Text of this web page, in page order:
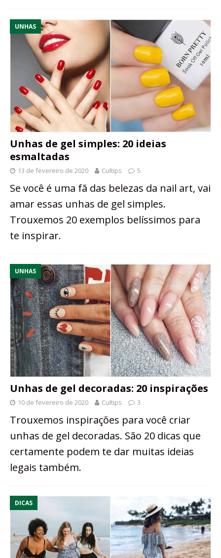
UNHAS
Unhas de gel simples: 20 ideias
esmaltadas
13 de fevereiro de 2020 Cultips 5
Se você é uma fã das belezas da nail art, vai
amar essas unhas de gel simples.
Trouxemos 20 exemplos belíssimos para
te inspirar.
UNHAS
Unhas de gel decoradas: 20 inspirações
10 de fevereiro de 2020 Cultips 3
Trouxemos inspirações para você criar
unhas de gel decoradas. São 20 dicas que
certamente podem te dar muitas ideias
legais também.
DICAS